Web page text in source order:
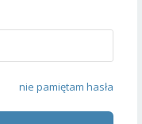
nie pamiętam hasła